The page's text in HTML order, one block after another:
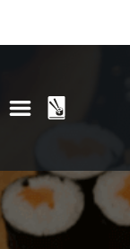
ACCUEIL